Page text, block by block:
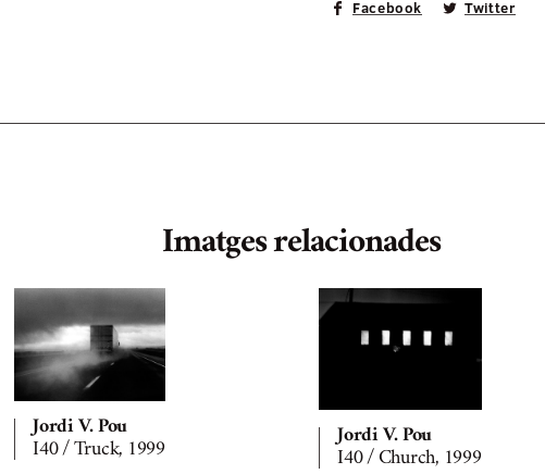
Facebook Twitter
Imatges relacionades
Jordi V. Pou
I40 / Truck, 1999
Jordi V. Pou
I40 / Church, 1999